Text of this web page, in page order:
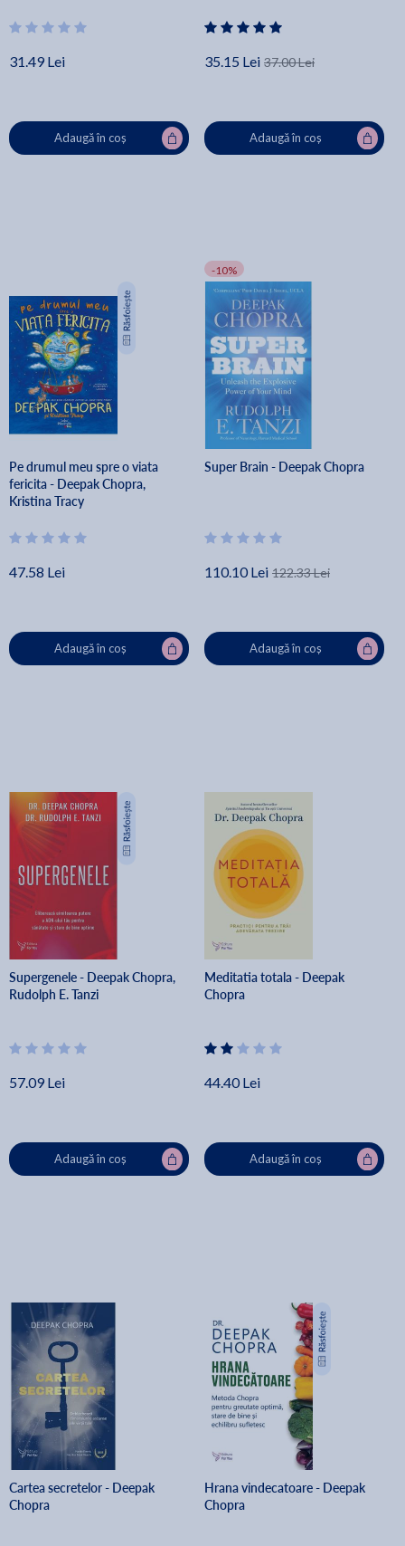
31.49 Lei
Adaugă în coș
35.15 Lei 37.00 Lei
Adaugă în coș
Pe drumul meu spre o viata
fericita - Deepak Chopra,
Kristina Tracy
47.58 Lei
Adaugă în coș
-10%
Super Brain - Deepak Chopra
110.10 Lei 122.33 Lei
Adaugă în coș
Supergenele - Deepak Chopra,
Rudolph E. Tanzi
57.09 Lei
Adaugă în coș
Meditatia totala - Deepak
Chopra
44.40 Lei
Adaugă în coș
Cartea secretelor - Deepak
Chopra
Hrana vindecatoare - Deepak
Chopra